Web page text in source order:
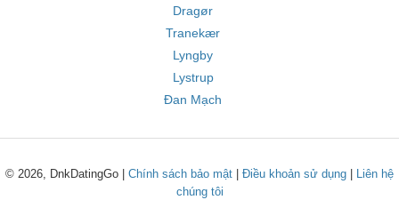
Dragør
Tranekær
Lyngby
Lystrup
Đan Mạch
© 2026, DnkDatingGo | Chính sách bảo mật Điều khoản sử dụng
Liên hệ
chúng tôi